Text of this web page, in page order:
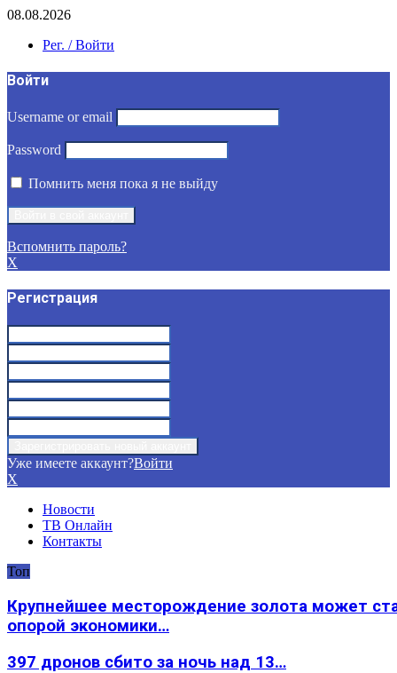
08.08.2026
Рег. / Войти
Войти
Username or email
Password
Помнить меня пока я не выйду
Вспомнить пароль?
X
Регистрация
Уже имеете аккаунт?Войти
X
Новости
ТВ Онлайн
Контакты
Топ
Крупнейшее месторождение золота может
опорой экономики…
397 дронов сбито за ночь над 13…